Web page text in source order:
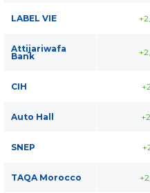
LABEL VIE
Attijariwafa
Bank
CIH
Auto Hall
SNEP
TAQA Morocco